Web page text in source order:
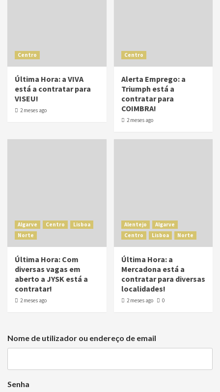
Centro
Última Hora: a VIVA
está a contratar para
VISEU!
2 meses ago
Centro
Alerta Emprego: a
Triumph está a
contratar para
COIMBRA!
2 meses ago
Algarve Centro
Lisboa
Norte
Última Hora: Com
diversas vagas em
aberto a JYSK está a
contratar!
2 meses ago
Alentejo
Algarve
Centro
Lisboa Norte
Última Hora: a
Mercadona está a
contratar para diversas
localidades!
2 meses ago 0
Nome de utilizador ou endereço de email
Senha